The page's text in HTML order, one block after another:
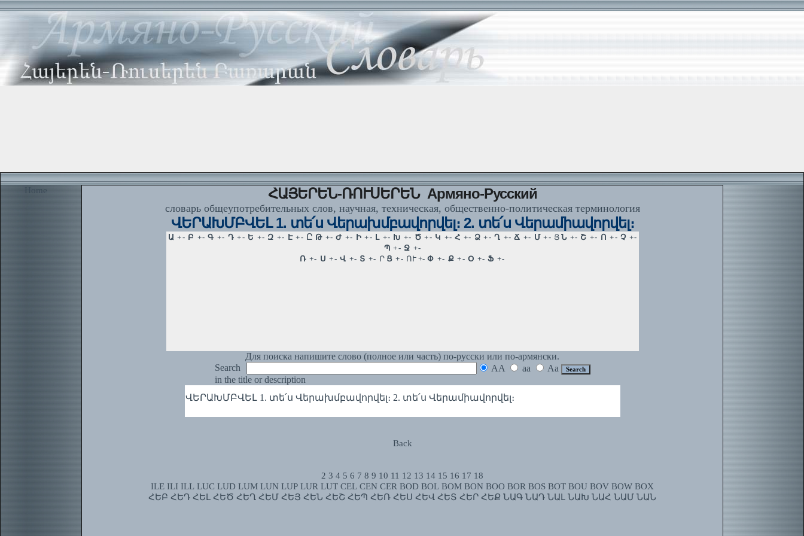
Home ՀԱՅԵՐԵՆ-ՌՈՒՍԵՐԵՆ Армяно-Русский
словарь общеупотребительных слов, научная, техническая, общественно-политическая терминология
ՎԵՐԱԽՄԲՎԵԼ 1. տե՛ս Վերախմբավորվել։ 2. տե՛ս Վերամիավորվել։
Для поиска напишите слово (полное или часть) по-русски или по-армянски.
Search
AA aa
Aa
in the title or description
ՎԵՐԱԽՄԲՎԵԼ 1. տե՛ս Վերախմբավորվել։ 2. տե՛ս Վերամիավորվել։
Back
2 3 4 5 6 7 8 9 10 11 12 13 14 15 16 17 18
ILE ILI ILL LUC LUD LUM LUN LUP LUR LUT CEL CEN CER BOD BOL BOM BON BOO BOR BOS BOT BOU BOV BOW BOX
ՀԵԲ ՀԵԴ ՀԵԼ ՀԵԾ ՀԵՂ ՀԵՄ ՀԵՅ ՀԵՆ ՀԵՇ ՀԵՊ ՀԵՌ ՀԵՍ ՀԵՎ ՀԵՏ ՀԵՐ ՀԵՔ ՆԱԳ ՆԱԴ ՆԱԼ ՆԱԽ ՆԱՀ ՆԱՄ ՆԱՆ